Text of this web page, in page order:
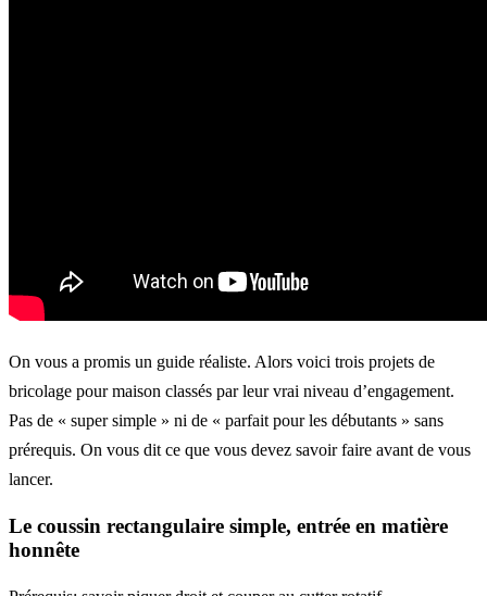
On vous a promis un guide réaliste. Alors voici trois projets de
bricolage pour maison classés par leur vrai niveau d’engagement.
Pas de « super simple » ni de « parfait pour les débutants » sans
prérequis. On vous dit ce que vous devez savoir faire avant de vous
lancer.
Le coussin rectangulaire simple, entrée en matière
honnête